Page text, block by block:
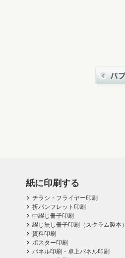
紙に印刷する
チラシ・フライヤー印刷
折パンフレット印刷
中綴じ冊子印刷
綴じ無し冊子印刷（スクラム製本）
資料印刷
ポスター印刷
パネル印刷・卓上パネル印刷